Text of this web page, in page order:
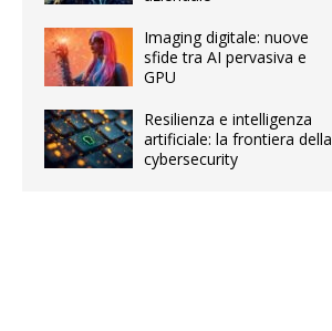
Imaging digitale: nuove
sfide tra AI pervasiva e
GPU
Resilienza e intelligenza
artificiale: la frontiera della
cybersecurity